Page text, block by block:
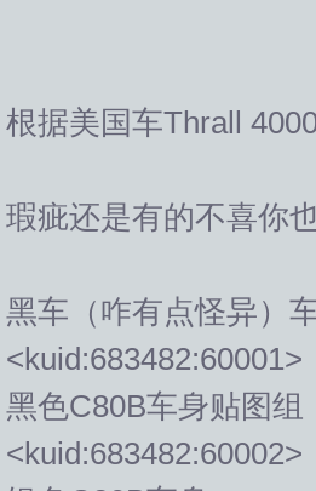
根据美国车Thrall
瑕疵还是有的不喜你
黑车（咋有点怪异）
<kuid:683482:60001>
黑色C80B车身贴图
<kuid:683482:60002>